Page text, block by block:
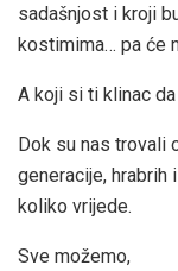
sadašnjost i kroji
kostimima… pa će
A koji si ti klinac
Dok su nas trovali
generacije, hrabrih
koliko vrijede.
Sve možemo,